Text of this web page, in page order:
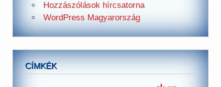
Hozzászólások hírcsatorna
WordPress Magyarország
CÍMKÉK